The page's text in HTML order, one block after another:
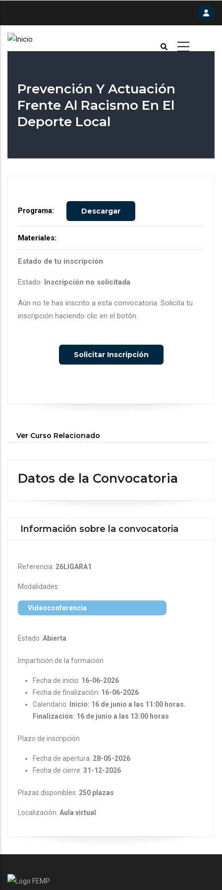
contenido
Prevención Y Actuación
Frente Al Racismo En El
Deporte Local
Programa: Descargar
Materiales:
Estado de tu inscripción
Estado: Inscripción no solicitada
Aún no te has inscrito a esta convocatoria. Solicita tu
inscripción haciendo clic en el botón.
Solicitar Inscripción
Ver Curso Relacionado
Datos de la Convocatoria
Información sobre la convocatoria
Referencia: 26LIGARA1
Modalidades:
Videoconferencia
Estado: Abierta
Impartición de la formación
Fecha de inicio: 16-06-2026
Fecha de finalización: 16-06-2026
Calendario: Inicio: 16 de junio a las 11:00 horas.
Finalización: 16 de junio a las 13:00 horas
Plazo de inscripción
Fecha de apertura: 28-05-2026
Fecha de cierre: 31-12-2026
Plazas disponibles: 250 plazas
Localización: Aula virtual